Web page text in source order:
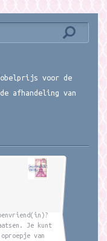
voor de
afhandeling van
Je kunt
van